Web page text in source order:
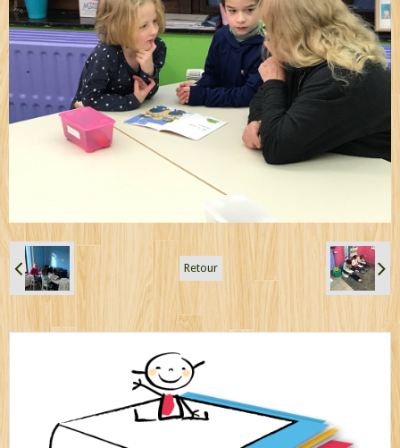
Retour